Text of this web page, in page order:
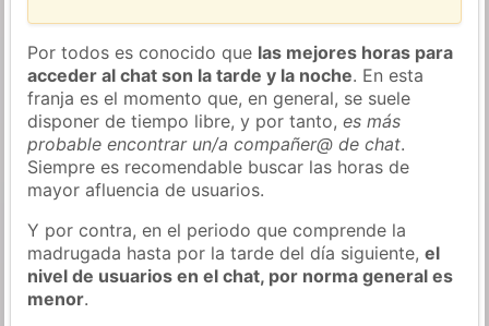
Por todos es conocido que las mejores horas para
acceder al chat son la tarde y la noche. En esta
franja es el momento que, en general, se suele
disponer de tiempo libre, y por tanto,es más
probable encontrar un/a compañer@ de chat.
Siempre es recomendable buscar las horas de
mayor afluencia de usuarios.
Y por contra, en el periodo que comprende la
madrugada hasta por la tarde del día siguiente,el
nivel de usuarios en el chat, por norma general es
menor.